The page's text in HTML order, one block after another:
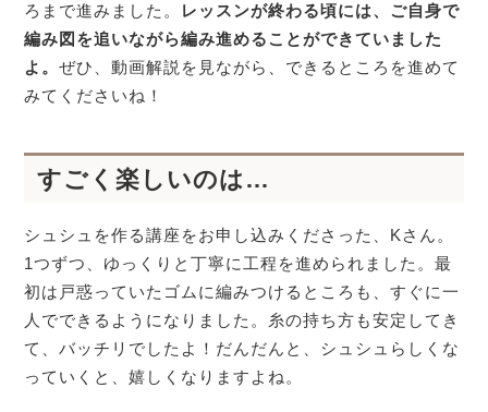
ろまで進みました。 レッスンが終わる頃には、ご自身で
編み図を追いながら編み進めることができていました
よ。ぜひ、動画解説を見ながら、できるところを進めて
みてくださいね！
すごく楽しいのは…
シュシュを作る講座をお申し込みくださった、Kさん。
1つずつ、ゆっくりと丁寧に工程を進められました。最
初は戸惑っていたゴムに編みつけるところも、すぐに一
人でできるようになりました。糸の持ち方も安定してき
て、バッチリでしたよ！だんだんと、シュシュらしくな
っていくと、嬉しくなりますよね。